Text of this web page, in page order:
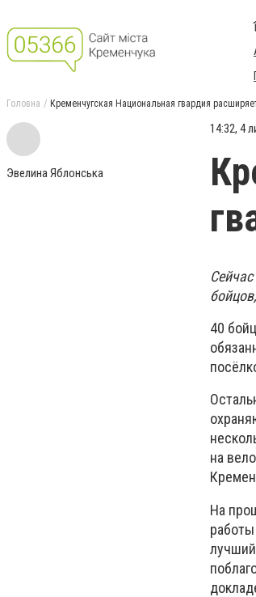
Головна Кременчугская Национальная гвардия
Эвелина Яблонська
14:32, 4
40
на
На